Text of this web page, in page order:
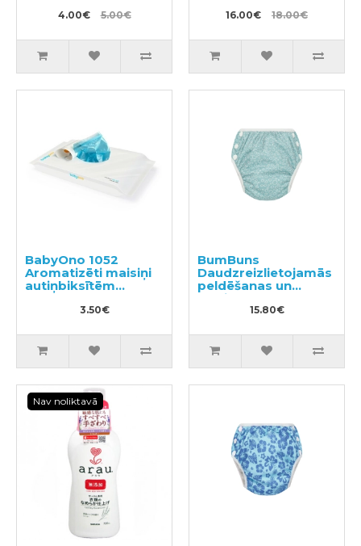
4.00€ 5.00€ 16.00€ 18.00€
BabyOno 1052
Aromatizēti maisiņi
autiņbiksītēm
100gab
3.50€
BumBuns
Daudzreizlietojamās
peldēšanas un
podiņmācību
autiņbiksīte M 11–15
15.80€
Nav noliktavā